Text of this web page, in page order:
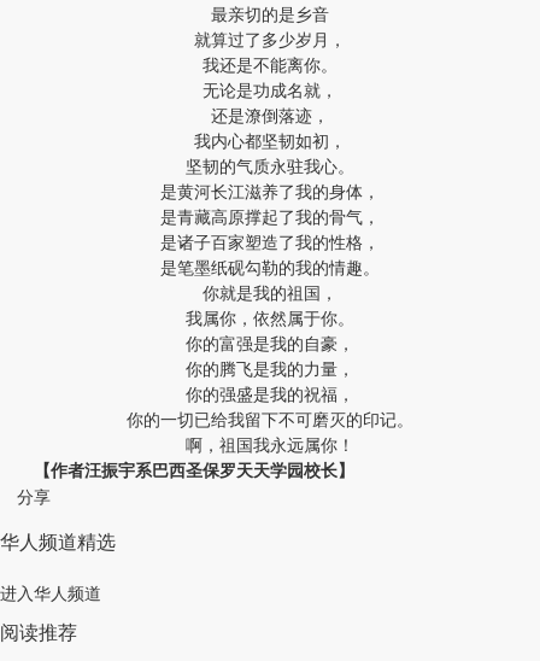
最亲切的是乡音
就算过了多少岁月，
我还是不能离你。
无论是功成名就，
还是潦倒落迹，
我内心都坚韧如初，
坚韧的气质永驻我心。
是黄河长江滋养了我的身体，
是青藏高原撑起了我的骨气，
是诸子百家塑造了我的性格，
是笔墨纸砚勾勒的我的情趣。
你就是我的祖国，
我属你，依然属于你。
你的富强是我的自豪，
你的腾飞是我的力量，
你的强盛是我的祝福，
你的一切已给我留下不可磨灭的印记。
啊，祖国我永远属你！
【作者汪振宇系巴西圣保罗天天学园校长】
分享
华人频道精选
进入华人频道
阅读推荐